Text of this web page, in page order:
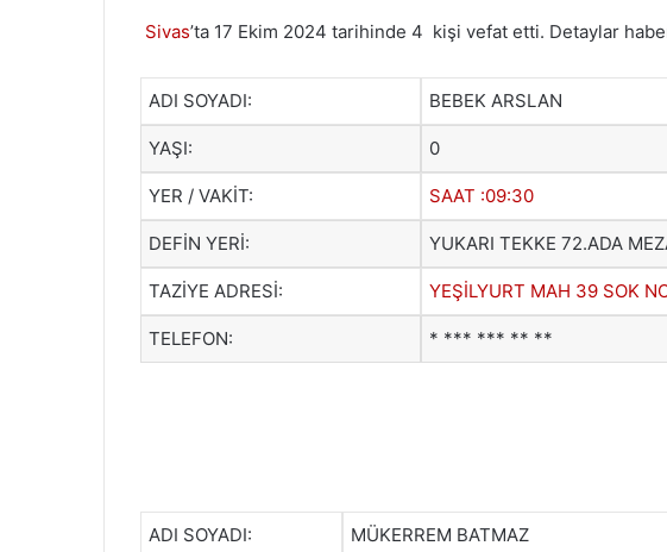
Sivas’ta 17 Ekim 2024 tarihinde 4 kişi vefat etti. Detaylar
ADI SOYADI: BEBEK ARSLAN
YAŞI: 0
YER / VAKİT: SAAT :09:30
DEFİN YERİ: YUKARI TEKKE 72.ADA
TAZİYE ADRESİ: YEŞİLYURT MAH 39 SOK
TELEFON: * *** *** ** **
ADI SOYADI: MÜKERREM BATMAZ